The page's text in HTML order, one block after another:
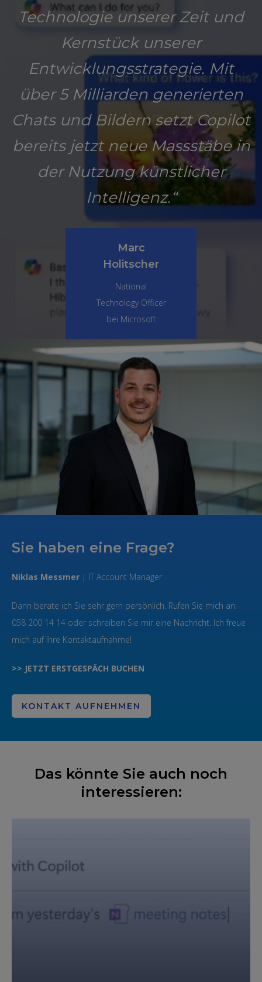
Marc
Holitscher
National
Technology Officer
bei Microsoft
Technologie unserer Zeit und
Kernstück unserer
Entwicklungsstrategie. Mit
über 5 Milliarden generierten
Chats und Bildern setzt Copilot
bereits jetzt neue Massstäbe in
der Nutzung künstlicher
Intelligenz.“
Sie haben eine Frage?
Niklas Messmer | IT Account Manager
Dann berate ich Sie sehr gern persönlich. Rufen Sie mich an:
058 200 14 14 oder schreiben Sie mir eine Nachricht. Ich freue
mich auf Ihre Kontaktaufnahme!
>> JETZT ERSTGESPÄCH BUCHEN
KONTAKT AUFNEHMEN
Das könnte Sie auch noch
interessieren: